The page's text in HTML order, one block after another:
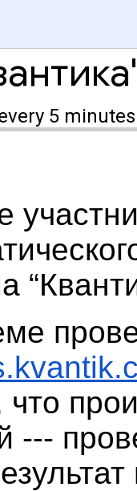
5 minutes
что
---